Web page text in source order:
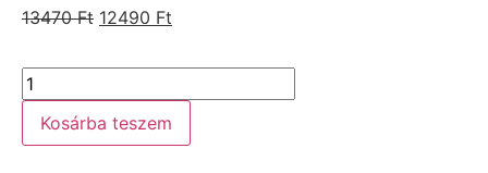
13470Ft 12490 Ft
Kosárba teszem